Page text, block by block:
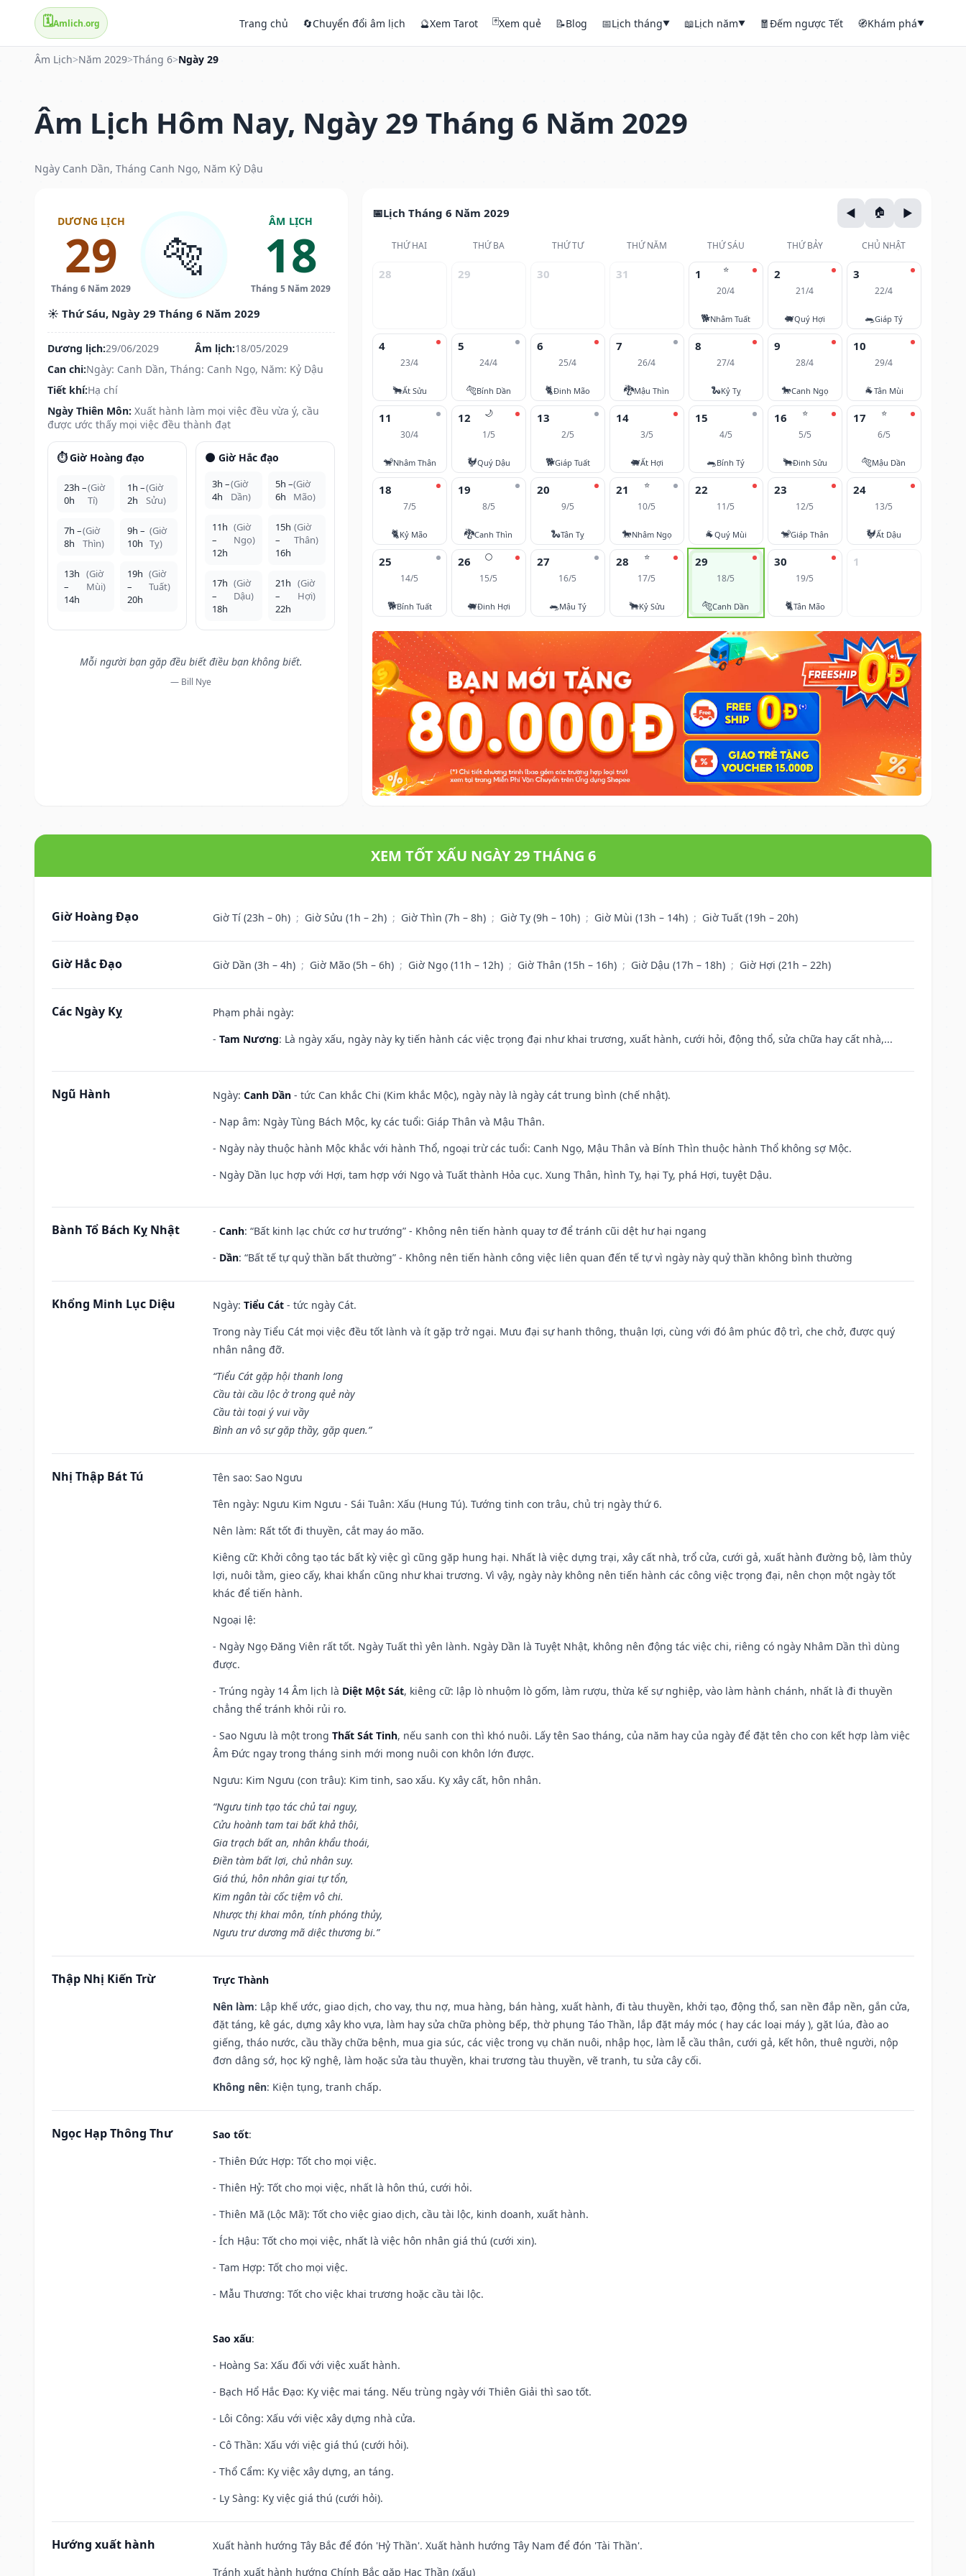
🗓️Amlich.org Trang chủ 🔄Chuyển đổi âm lịch 🔮Xem Tarot 🃏Xem quẻ 📝Blog 📅Lịch tháng▼ 📖Lịch năm▼ 🧧Đếm ngược Tết 🧭Khám phá▼
Âm Lịch>Năm 2029>Tháng 6>Ngày 29
Âm Lịch Hôm Nay, Ngày 29 Tháng 6 Năm 2029
Ngày Canh Dần, Tháng Canh Ngọ, Năm Kỷ Dậu
DƯƠNG LỊCH
29
Tháng 6 Năm 2029
🐅
ÂM LỊCH
18
Tháng 5 Năm 2029
☀️ Thứ Sáu, Ngày 29 Tháng 6 Năm 2029
Dương lịch:29/06/2029 Âm lịch:18/05/2029
Can chi:Ngày: Canh Dần, Tháng: Canh Ngọ, Năm: Kỷ Dậu
Tiết khí:Hạ chí
Ngày Thiên Môn: Xuất hành làm mọi việc đều vừa ý, cầu
được ước thấy mọi việc đều thành đạt
⏱️ Giờ Hoàng đạo
23h –
0h
(Giờ
Tí)
1h –
2h
(Giờ
Sửu)
7h –
8h
(Giờ
Thìn)
9h –
10h
(Giờ
Tỵ)
13h
–
14h
(Giờ
Mùi)
19h
–
20h
(Giờ
Tuất)
🌑 Giờ Hắc đạo
3h –
4h
(Giờ
Dần)
5h –
6h
(Giờ
Mão)
11h
–
12h
(Giờ
Ngọ)
15h
–
16h
(Giờ
Thân)
17h
–
18h
(Giờ
Dậu)
21h
–
22h
(Giờ
Hợi)
Mỗi người bạn gặp đều biết điều bạn không biết.
— Bill Nye
Lịch Tháng 6 Năm 2029
THỨ HAI THỨ BA THỨ TƯ THỨ NĂM THỨ SÁU THỨ BẢY CHỦ NHẬT
28 29 30 31 ⭐
1
20/4
🐕Nhâm Tuất
2
21/4
🐖Quý Hợi
3
22/4
🐀Giáp Tý
4
23/4
🐂Ất Sửu
5
24/4
🐅Bính Dần
6
25/4
🐈Đinh Mão
7
26/4
🐉Mậu Thìn
8
27/4
🐍Kỷ Tỵ
9
28/4
🐎Canh Ngọ
10
29/4
🐐Tân Mùi
11
30/4
🐒Nhâm Thân
🌙
12
1/5
🐓Quý Dậu
13
2/5
🐕Giáp Tuất
14
3/5
🐖Ất Hợi
15
4/5
🐀Bính Tý
⭐
16
5/5
🐂Đinh Sửu
⭐
17
6/5
🐅Mậu Dần
18
7/5
🐈Kỷ Mão
19
8/5
🐉Canh Thìn
20
9/5
🐍Tân Tỵ
⭐
21
10/5
🐎Nhâm Ngọ
22
11/5
🐐Quý Mùi
23
12/5
🐒Giáp Thân
24
13/5
🐓Ất Dậu
25
14/5
🐕Bính Tuất
🌕
26
15/5
🐖Đinh Hợi
27
16/5
🐀Mậu Tý
⭐
28
17/5
🐂Kỷ Sửu
29
18/5
🐅Canh Dần
30
19/5
🐈Tân Mão
1
XEM TỐT XẤU NGÀY 29 THÁNG 6
Giờ Hoàng Đạo Giờ Tí (23h – 0h) ; Giờ Sửu (1h – 2h) ; Giờ Thìn (7h – 8h) ; Giờ Tỵ (9h – 10h) ; Giờ Mùi (13h – 14h) ; Giờ Tuất (19h – 20h)
Giờ Hắc Đạo Giờ Dần (3h – 4h) ; Giờ Mão (5h – 6h) ; Giờ Ngọ (11h – 12h) ; Giờ Thân (15h – 16h) ; Giờ Dậu (17h – 18h) ; Giờ Hợi (21h – 22h)
Các Ngày Kỵ
Phạm phải ngày:
- Tam Nương: Là ngày xấu, ngày này kỵ tiến hành các việc trọng đại như khai trương, xuất hành, cưới hỏi, động thổ, sửa chữa hay cất nhà,...
Ngũ Hành Ngày: Canh Dần - tức Can khắc Chi (Kim khắc Mộc), ngày này là ngày cát trung bình (chế nhật).
- Nạp âm: Ngày Tùng Bách Mộc, kỵ các tuổi: Giáp Thân và Mậu Thân.
- Ngày này thuộc hành Mộc khắc với hành Thổ, ngoại trừ các tuổi: Canh Ngọ, Mậu Thân và Bính Thìn thuộc hành Thổ không sợ Mộc.
- Ngày Dần lục hợp với Hợi, tam hợp với Ngọ và Tuất thành Hỏa cục. Xung Thân, hình Tỵ, hại Tỵ, phá Hợi, tuyệt Dậu.
Bành Tổ Bách Kỵ Nhật - Canh: “Bất kinh lạc chức cơ hư trướng” - Không nên tiến hành quay tơ để tránh cũi dệt hư hại ngang
- Dần: “Bất tế tự quỷ thần bất thường” - Không nên tiến hành công việc liên quan đến tế tự vì ngày này quỷ thần không bình thường
Khổng Minh Lục Diệu Ngày: Tiểu Cát - tức ngày Cát.
Trong này Tiểu Cát mọi việc đều tốt lành và ít gặp trở ngại. Mưu đại sự hanh thông, thuận lợi, cùng với đó âm phúc độ trì, che chở, được quý
nhân nâng đỡ.
“Tiểu Cát gặp hội thanh long
Cầu tài cầu lộc ở trong quẻ này
Cầu tài toại ý vui vầy
Bình an vô sự gặp thầy, gặp quen.”
Nhị Thập Bát Tú Tên sao: Sao Ngưu
Tên ngày: Ngưu Kim Ngưu - Sái Tuân: Xấu (Hung Tú). Tướng tinh con trâu, chủ trị ngày thứ 6.
Nên làm: Rất tốt đi thuyền, cắt may áo mão.
Kiêng cữ: Khởi công tạo tác bất kỳ việc gì cũng gặp hung hại. Nhất là việc dựng trại, xây cất nhà, trổ cửa, cưới gả, xuất hành đường bộ, làm thủy
lợi, nuôi tằm, gieo cấy, khai khẩn cũng như khai trương. Vì vậy, ngày này không nên tiến hành các công việc trọng đại, nên chọn một ngày tốt
khác để tiến hành.
Ngoại lệ:
- Ngày Ngọ Đăng Viên rất tốt. Ngày Tuất thì yên lành. Ngày Dần là Tuyệt Nhật, không nên động tác việc chi, riêng có ngày Nhâm Dần thì dùng
được.
- Trúng ngày 14 Âm lịch là Diệt Một Sát, kiêng cữ: lập lò nhuộm lò gốm, làm rượu, thừa kế sự nghiệp, vào làm hành chánh, nhất là đi thuyền
chẳng thể tránh khỏi rủi ro.
- Sao Ngưu là một trong Thất Sát Tinh, nếu sanh con thì khó nuôi. Lấy tên Sao tháng, của năm hay của ngày để đặt tên cho con kết hợp làm việc
Âm Đức ngay trong tháng sinh mới mong nuôi con khôn lớn được.
Ngưu: Kim Ngưu (con trâu): Kim tinh, sao xấu. Kỵ xây cất, hôn nhân.
“Ngưu tinh tạo tác chủ tai nguy,
Cửu hoành tam tai bất khả thôi,
Gia trạch bất an, nhân khẩu thoái,
Điền tàm bất lợi, chủ nhân suy.
Giá thú, hôn nhân giai tự tổn,
Kim ngân tài cốc tiệm vô chi.
Nhược thị khai môn, tính phóng thủy,
Ngưu trư dương mã diệc thương bi.”
Thập Nhị Kiến Trừ
Trực Thành
Nên làm: Lập khế ước, giao dịch, cho vay, thu nợ, mua hàng, bán hàng, xuất hành, đi tàu thuyền, khởi tạo, động thổ, san nền đắp nền, gắn cửa,
đặt táng, kê gác, dựng xây kho vựa, làm hay sửa chữa phòng bếp, thờ phụng Táo Thần, lắp đặt máy móc ( hay các loại máy ), gặt lúa, đào ao
giếng, tháo nước, cầu thầy chữa bệnh, mua gia súc, các việc trong vụ chăn nuôi, nhập học, làm lễ cầu thân, cưới gả, kết hôn, thuê người, nộp
đơn dâng sớ, học kỹ nghệ, làm hoặc sửa tàu thuyền, khai trương tàu thuyền, vẽ tranh, tu sửa cây cối.
Không nên: Kiện tụng, tranh chấp.
Ngọc Hạp Thông Thư Sao tốt:
- Thiên Đức Hợp: Tốt cho mọi việc.
- Thiên Hỷ: Tốt cho mọi việc, nhất là hôn thú, cưới hỏi.
- Thiên Mã (Lộc Mã): Tốt cho việc giao dịch, cầu tài lộc, kinh doanh, xuất hành.
- Ích Hậu: Tốt cho mọi việc, nhất là việc hôn nhân giá thú (cưới xin).
- Tam Hợp: Tốt cho mọi việc.
- Mẫu Thương: Tốt cho việc khai trương hoặc cầu tài lộc.
Sao xấu:
- Hoàng Sa: Xấu đối với việc xuất hành.
- Bạch Hổ Hắc Đạo: Kỵ việc mai táng. Nếu trùng ngày với Thiên Giải thì sao tốt.
- Lôi Công: Xấu với việc xây dựng nhà cửa.
- Cô Thần: Xấu với việc giá thú (cưới hỏi).
- Thổ Cẩm: Kỵ việc xây dựng, an táng.
- Ly Sàng: Kỵ việc giá thú (cưới hỏi).
Hướng xuất hành
Xuất hành hướng Tây Bắc để đón 'Hỷ Thần'. Xuất hành hướng Tây Nam để đón 'Tài Thần'.
Tránh xuất hành hướng Chính Bắc gặp Hạc Thần (xấu)